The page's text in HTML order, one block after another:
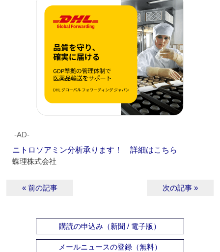
‐AD‐
ニトロソアミン分析承ります！ 詳細はこちら
蝶理株式会社
« 前の記事 次の記事 »
購読の申込み（新聞 / 電子版）
メールニュースの登録（無料）